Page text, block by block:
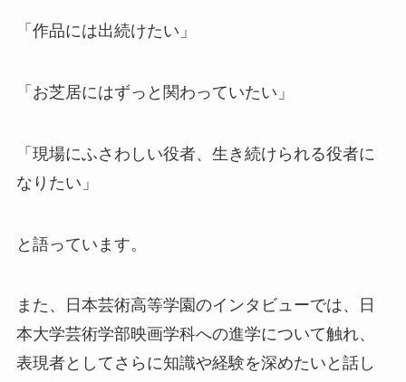
「作品には出続けたい」
「お芝居にはずっと関わっていたい」
「現場にふさわしい役者、生き続けられる役者に
なりたい」
と語っています。
また、日本芸術高等学園のインタビューでは、日
本大学芸術学部映画学科への進学について触れ、
表現者としてさらに知識や経験を深めたいと話し